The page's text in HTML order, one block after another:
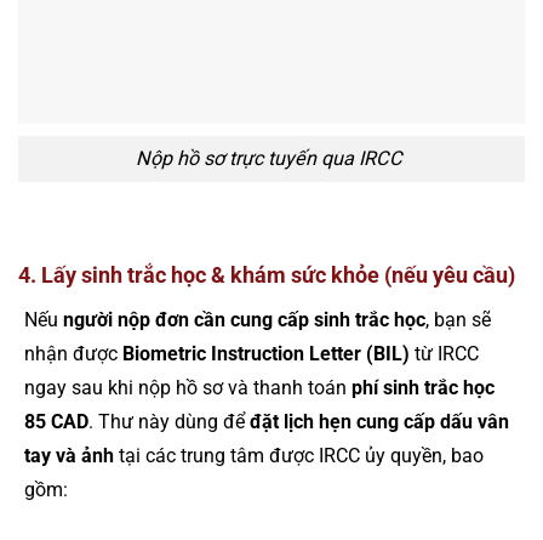
Nộp hồ sơ trực tuyến qua IRCC
4. Lấy sinh trắc học & khám sức khỏe (nếu yêu cầu)
Nếu người nộp đơn cần cung cấp sinh trắc học, bạn sẽ
nhận được Biometric Instruction Letter (BIL) từ IRCC
ngay sau khi nộp hồ sơ và thanh toán phí sinh trắc học
85 CAD. Thư này dùng đểđặt lịch hẹn cung cấp dấu vân
tay và ảnh tại các trung tâm được IRCC ủy quyền, bao
gồm: